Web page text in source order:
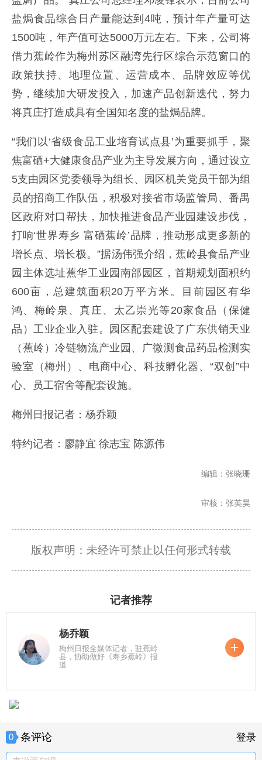
盐焗食品综合日产量能达到4吨，预计年产量可达
1500吨，年产值可达5000万元左右。下来，公司将
借力蕉岭作为梅州苏区融湾先行区综合示范窗口的
政策扶持、地理位置、运营成本、品牌效应等优
势，继续加大研发投入，加速产品创新迭代，努力
将真庄打造成具有全国知名度的盐焗品牌。
“我们以‘省级食品工业培育试点县’为重要抓手，聚
焦富硒+大健康食品产业为主导发展方向，通过设立
5支由园区党委领导为组长、园区机关党员干部为组
员的招商工作队伍，积极对接省市场监管局、番禺
区政府对口帮扶，加快推进食品产业园建设步伐，
打响‘世界寿乡 富硒蕉岭’品牌，推动形成更多新的
增长点、增长极。”据汤伟强介绍，蕉岭县食品产业
园主体选址蕉华工业园南部园区，首期规划面积约
600亩，总建筑面积20万平方米。目前园区有华
鸿、梅岭泉、真庄、太乙崇光等20家食品（保健
品）工业企业入驻。园区配套建设了广东供销天业
（蕉岭）冷链物流产业园、广微测食品药品检测实
验室（梅州）、电商中心、科技孵化器、“双创”中
心、员工宿舍等配套设施。
梅州日报记者：杨乔颖
特约记者：廖静宜 徐志宝 陈源伟
编辑：张晓珊
审核：张英昊
版权声明：未经许可禁止以任何形式转载
记者推荐
杨乔颖
梅州日报全媒体记者，驻蕉岭
县，协助做好《寿乡蕉岭》报
道
0 条评论 登录